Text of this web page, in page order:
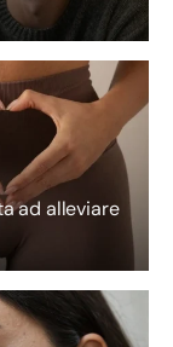
ad alleviare